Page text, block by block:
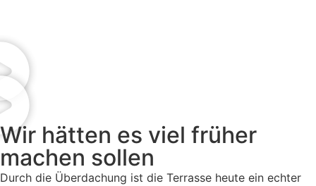
Wir hätten es viel früher
machen sollen
Durch die Überdachung ist die Terrasse heute ein echter